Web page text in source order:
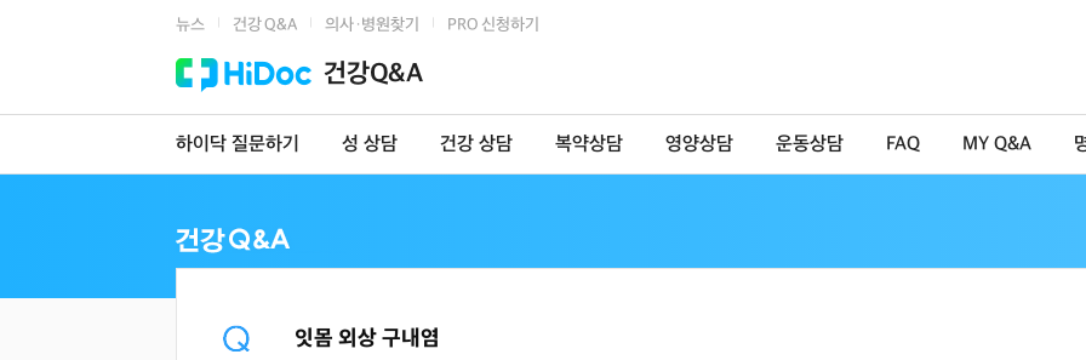
뉴스 건강 Q&A 의사·병원찾기 PRO 신청하기
건강Q&A
하이닥 질문하기 성 상담 건강 상담 복약상담 영양상담 운동상담 FAQ MY Q&A
잇몸 외상 구내염